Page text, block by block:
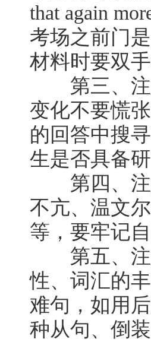
that again
考场之前门
材料时要双
第三、注
变化不要慌
的回答中搜
生是否具备
第四、注
不亢、温文
等，要牢记
第五、注
性、词汇的
难句，如用
种从句、倒